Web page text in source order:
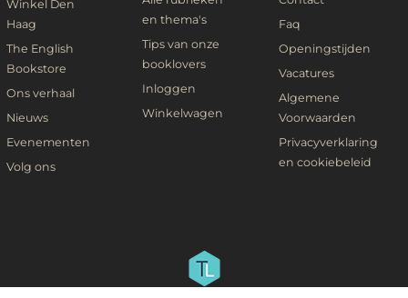
Winkel Den
Haag
The English
Bookstore
Ons verhaal
Nieuws
Evenementen
Volg ons
en thema's
Tips van onze
booklovers
Inloggen
Winkelwagen
Faq
Openingstijden
Vacatures
Algemene
Voorwaarden
Privacyverklaring
en cookiebeleid